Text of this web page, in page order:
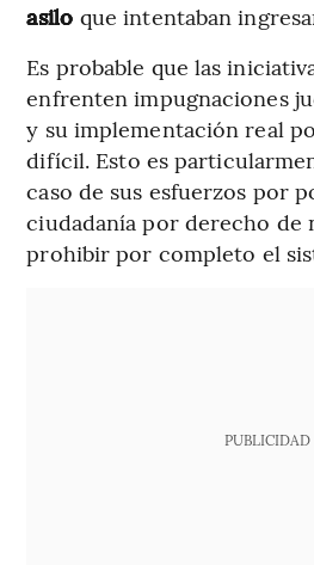
asilo que intentaban
Es probable que las
enfrenten impugnaciones
y su implementación real
difícil. Esto es
caso de sus esfuerzos por
ciudadanía por derecho de
prohibir por completo el
PUBLICIDAD